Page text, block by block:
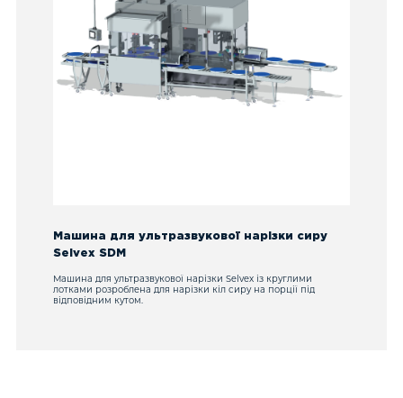
Машина для ультразвукової нарізки сиру
Selvex SDM
Машина для ультразвукової нарізки Selvex із круглими
лотками розроблена для нарізки кіл сиру на порції під
відповідним кутом.